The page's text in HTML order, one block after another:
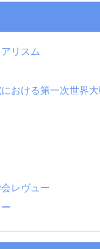
リスム
おける第一次世界
レヴュー